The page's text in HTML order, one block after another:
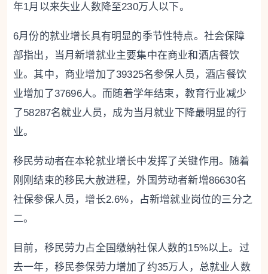
年1月以来失业人数降至230万人以下。
6月份的就业增长具有明显的季节性特点。社会保障
部指出，当月新增就业主要集中在商业和酒店餐饮
业。其中，商业增加了39325名参保人员，酒店餐饮
业增加了37696人。而随着学年结束，教育行业减少
了58287名就业人员，成为当月就业下降最明显的行
业。
移民劳动者在本轮就业增长中发挥了关键作用。随着
刚刚结束的移民大赦进程，外国劳动者新增86630名
社保参保人员，增长2.6%，占新增就业岗位的三分之
二。
目前，移民劳力占全国缴纳社保人数的15%以上。过
去一年，移民参保劳力增加了约35万人，总就业人数